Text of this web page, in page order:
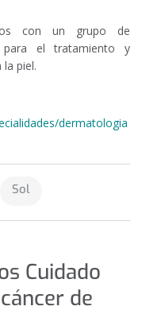
con un grupo de
para el tratamiento y
piel.
dermatologia
Sol
Cuidado
de